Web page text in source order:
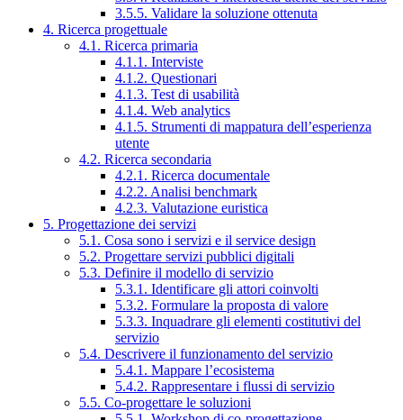
3.5.5. Validare la soluzione ottenuta
4. Ricerca progettuale
4.1. Ricerca primaria
4.1.1. Interviste
4.1.2. Questionari
4.1.3. Test di usabilità
4.1.4. Web analytics
4.1.5. Strumenti di mappatura dell’esperienza
utente
4.2. Ricerca secondaria
4.2.1. Ricerca documentale
4.2.2. Analisi benchmark
4.2.3. Valutazione euristica
5. Progettazione dei servizi
5.1. Cosa sono i servizi e il service design
5.2. Progettare servizi pubblici digitali
5.3. Definire il modello di servizio
5.3.1. Identificare gli attori coinvolti
5.3.2. Formulare la proposta di valore
5.3.3. Inquadrare gli elementi costitutivi del
servizio
5.4. Descrivere il funzionamento del servizio
5.4.1. Mappare l’ecosistema
5.4.2. Rappresentare i flussi di servizio
5.5. Co-progettare le soluzioni